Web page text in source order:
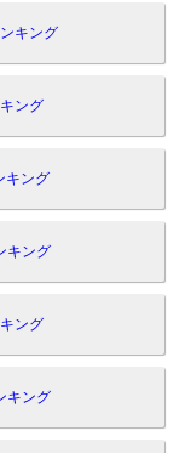
キング
ング
キング
キング
ング
キング